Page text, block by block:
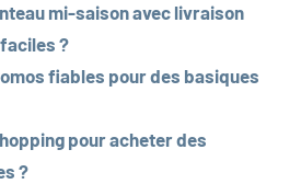
mi-saison avec livraison
?
fiables pour des basiques
pour acheter des
?